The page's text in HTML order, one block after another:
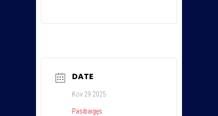
DATE
Kov 29 2025
Pasibaigęs